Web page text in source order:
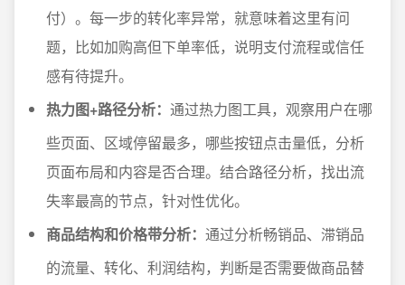
付）。每一步的转化率异常，就意味着这里有问
题，比如加购高但下单率低，说明支付流程或信任
感有待提升。
热力图+路径分析： 通过热力图工具，观察用户在哪
些页面、区域停留最多，哪些按钮点击量低，分析
页面布局和内容是否合理。结合路径分析，找出流
失率最高的节点，针对性优化。
商品结构和价格带分析： 通过分析畅销品、滞销品
的流量、转化、利润结构，判断是否需要做商品替